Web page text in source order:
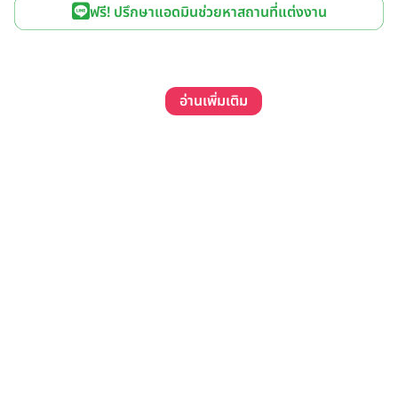
ฟรี! ปรึกษาแอดมินช่วยหาสถานที่แต่งงาน
อ่านเพิ่มเติม